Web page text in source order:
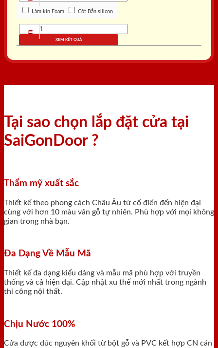
Làm kín Foam Cột Bắn silicon
XEM KẾT QUẢ
Tại sao chọn lắp đặt cửa tại
SaiGonDoor ?
Thẩm mỹ xuất sắc
Thiết kế theo phong cách Châu Âu từ cổ điển đến hiện đại
cùng với hơn 10 màu vân gỗ tự nhiên. Phù hợp với mọi không
gian trong nhà bạn.
Đa Dạng Về Mẫu Mã
Thiết kế đa dạng kiểu dáng và mẫu mã phù hợp với truyền
thống và cả hiện đại. Cập nhật xu thế mới nhất trong ngành
thi công nội thất.
Chịu Nước 100%
Cửa được đúc nguyên khối từ bột gỗ và PVC kết hợp CN cán